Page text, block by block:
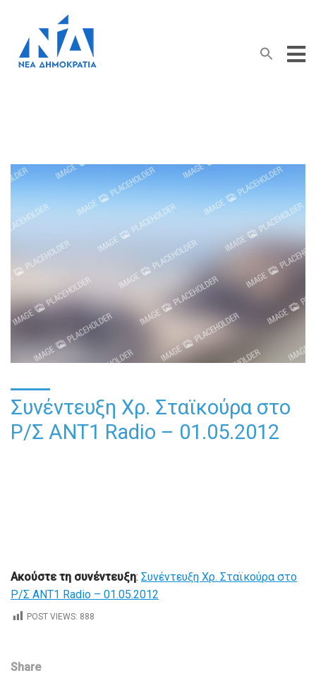
Search
for:
Search Button
Συνέντευξη Χρ. Σταϊκούρα στο
Ρ/Σ ANT1 Radio – 01.05.2012
Ακούστε τη συνέντευξη: Συνέντευξη Χρ. Σταϊκούρα στο
Ρ/Σ ΑΝΤ1 Radio – 01.05.2012
POST VIEWS: 888
Share